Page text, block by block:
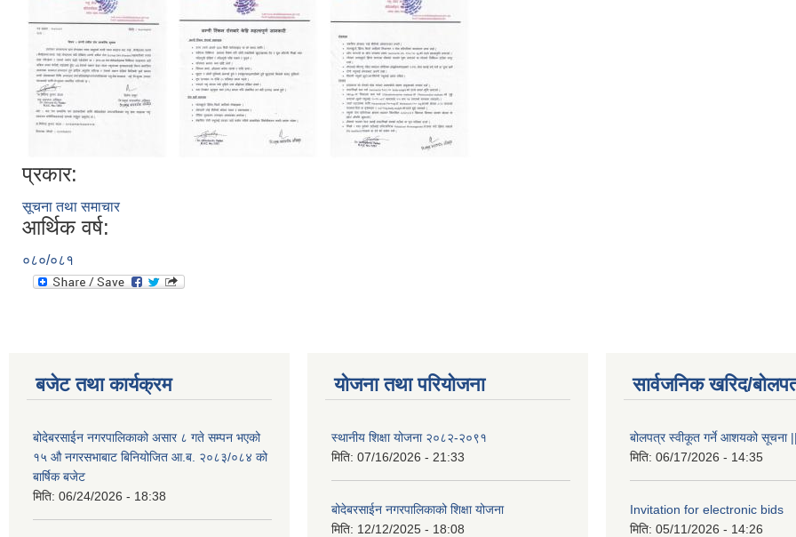
प्रकार:
सूचना तथा समाचार
आर्थिक वर्ष:
०८०/०८१
बजेट तथा कार्यक्रम
बोदेबरसाईन नगरपालिकाको असार ८ गते सम्पन भएको
१५ ‍‍‍औ नगरसभाबाट बिनियोजित आ.ब. २०८३/०८४ को
बार्षिक बजेट
मिति: 06/24/2026 - 18:38
योजना तथा परियोजना
स्थानीय शिक्षा योजना २०८२-२०९१
मिति: 07/16/2026 - 21:33
बोदेबरसाईन नगरपालिकाको शिक्षा योजना
मिति: 12/12/2025 - 18:08
सार्वजनिक खरिद/
बोलपत्र स्वीकूत गर्ने आशयको सूचना
मिति: 06/17/2026 - 14:35
Invitation for electronic bids
मिति: 05/11/2026 - 14:26